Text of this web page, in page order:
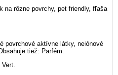
na rôzne povrchy, pet friendly, fľaša
povrchové aktívne látky, neiónové
tiež: Parfém.